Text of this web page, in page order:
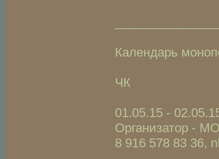
Календарь
ЧК
01.05.15 -
Организатор -
8 916 578 83 36,